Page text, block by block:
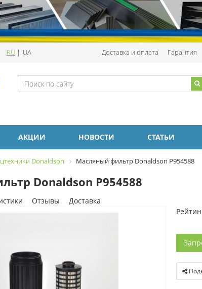
RU| UA Доставка и оплата Гарантия
АКЦИИ НОВОСТИ СТАТЬИ
Donaldson Масляный фильтр Donaldson P954588
Donaldson P954588
Отзывы Доставка